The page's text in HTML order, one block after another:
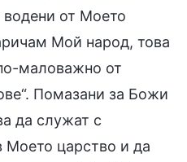
водени от Моето
Мой народ, това
маловажно от
Помазани за Божи
да служат с
Моето царство и да